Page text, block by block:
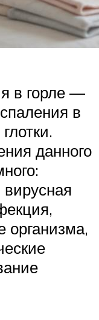
в горле —
в
данного
организма,